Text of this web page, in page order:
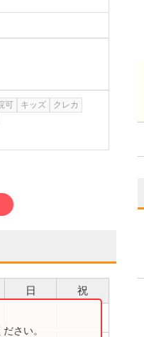
可 キッズ
クレカ
日 祝
さい。